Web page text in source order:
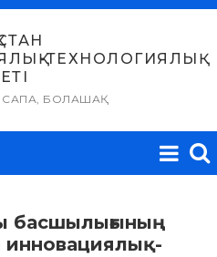
ТЕХНОЛОГИЯЛЫҚ
БОЛАШАҚ
басшылығының
инновациялық-